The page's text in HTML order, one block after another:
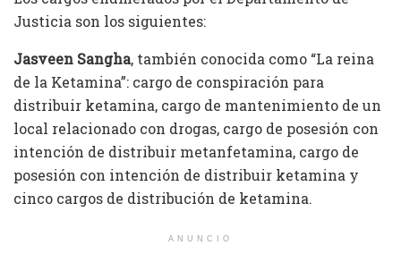
Justicia son los siguientes:
Jasveen Sangha, también conocida como “La reina
de la Ketamina”: cargo de conspiración para
distribuir ketamina, cargo de mantenimiento de un
local relacionado con drogas, cargo de posesión con
intención de distribuir metanfetamina, cargo de
posesión con intención de distribuir ketamina y
cinco cargos de distribución de ketamina.
ANUNCIO